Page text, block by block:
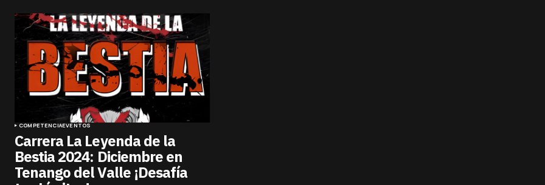
COMPETENCIAEVENTOS
Carrera La Leyenda de la
Bestia 2024: Diciembre en
Tenango del Valle ¡Desafía